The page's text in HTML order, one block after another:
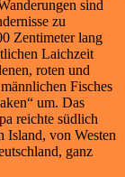
sind
zu
Zentimeter lang
Laichzeit
roten und
Fisches
um. Das
reichte südlich
Island, von Westen
ganz